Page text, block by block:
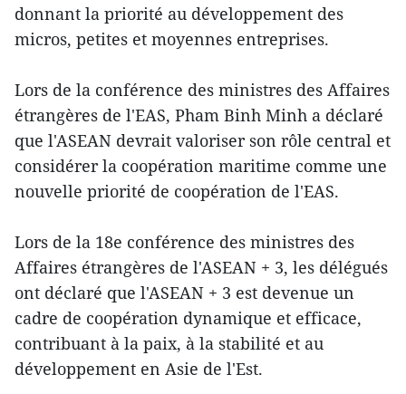
donnant la priorité au développement des
micros, petites et moyennes entreprises.
Lors de la conférence des ministres des Affaires
étrangères de l'EAS, Pham Binh Minh a déclaré
que l'ASEAN devrait valoriser son rôle central et
considérer la coopération maritime comme une
nouvelle priorité de coopération de l'EAS.
Lors de la 18e conférence des ministres des
Affaires étrangères de l'ASEAN + 3, les délégués
ont déclaré que l'ASEAN + 3 est devenue un
cadre de coopération dynamique et efficace,
contribuant à la paix, à la stabilité et au
développement en Asie de l'Est.